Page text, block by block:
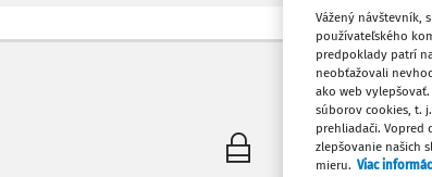
Máte
Vážený návštevník,
používateľského
predpoklady patrí
neobťažovali
ako web
súborov cookies, t.
prehliadači. Vopred
zlepšovanie našich
mieru. Viac